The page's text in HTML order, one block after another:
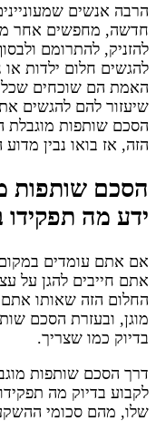
הרבה אנשים
חדשה, מחפשים אחר
להזניק, להתרומם
להגשים חלום ילדות
האמת הם שוכחים שכל
שיעזור להם להגשים
הסכם שותפות מוגבלת
הזה, אז בואו נבין
הסכם שותפות
ידע מה תפקידו
אם אתם עומדים במקום
אתם חייבים להגן על
החלום הזה שאותו אתם
מוגן, ובעזרת הסכם
בדיוק כמו שצריך.
דרך הסכם שותפות
לקבוע בדיוק מה
שלו, מהם סכומי